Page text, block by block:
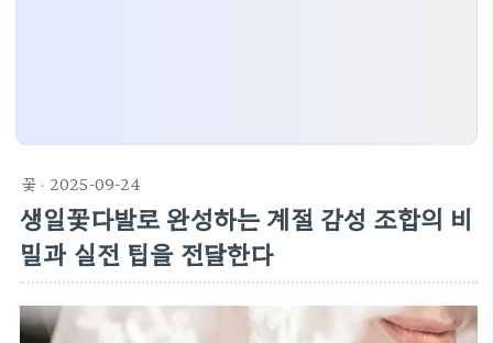
꽃 · 2025-09-24
생일꽃다발로 완성하는 계절 감성 조합의 비
밀과 실전 팁을 전달한다